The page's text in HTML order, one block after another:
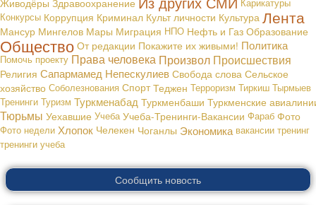
Живодёры Здравоохранение
Конкурсы Коррупция Криминал Культ личности Культура Лента
Мансур Мингелов Мары Миграция НПО Нефть и Газ Образование
Общество От редакции Покажите их живыми! Политика
Помочь проекту Права человека Произвол Происшествия
Религия Сапармамед Непескулиев Свобода слова Сельское
хозяйство Соболезнования Спорт Теджен Терроризм Тиркиш Тырмыев
Тренинги Туризм Туркменабад Туркменбаши Туркменские
Тюрьмы Уехавшие Учеба Учеба-Тренинги-Вакансии Фараб Фото
Фото недели Хлопок Челекен Чоганлы Экономика вакансии тренинг
тренинги учеба
Сообщить новость